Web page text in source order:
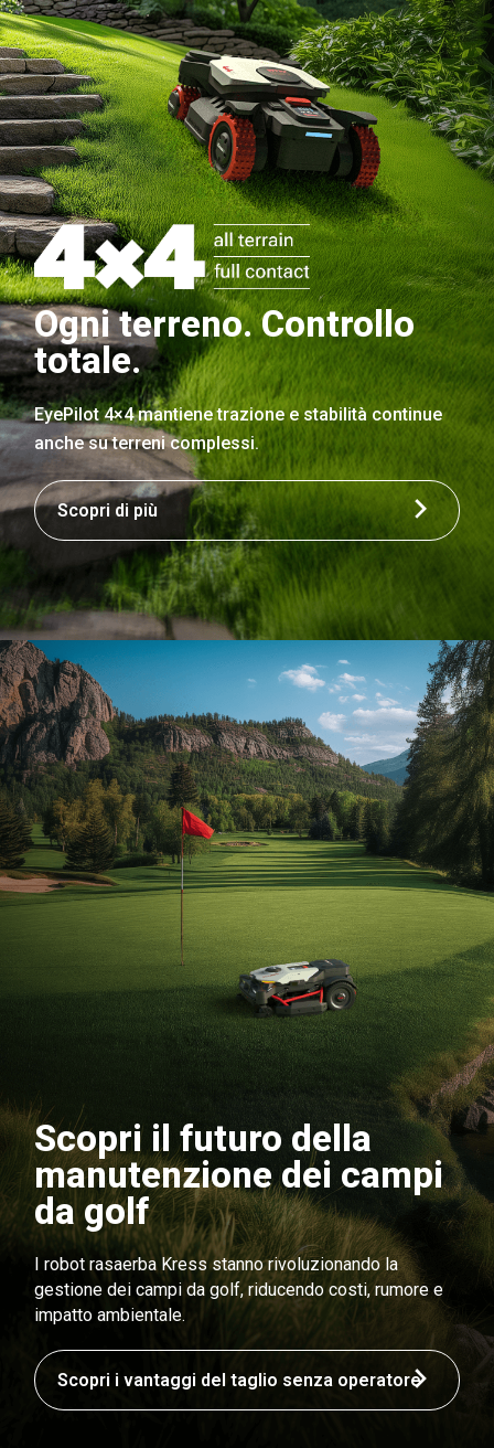
Ogni terreno. Controllo
totale.
EyePilot 4×4 mantiene trazione e stabilità continue
anche su terreni complessi.
Scopri di più
Scopri il futuro della
manutenzione dei campi
da golf
I robot rasaerba Kress stanno rivoluzionando la
gestione dei campi da golf, riducendo costi, rumore e
impatto ambientale.
Scopri i vantaggi del taglio senza operatore